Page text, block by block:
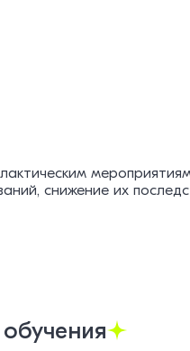
снижение их
обучения